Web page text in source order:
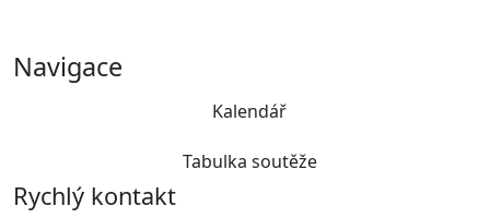
Navigace
Kalendář
Tabulka soutěže
Rychlý kontakt